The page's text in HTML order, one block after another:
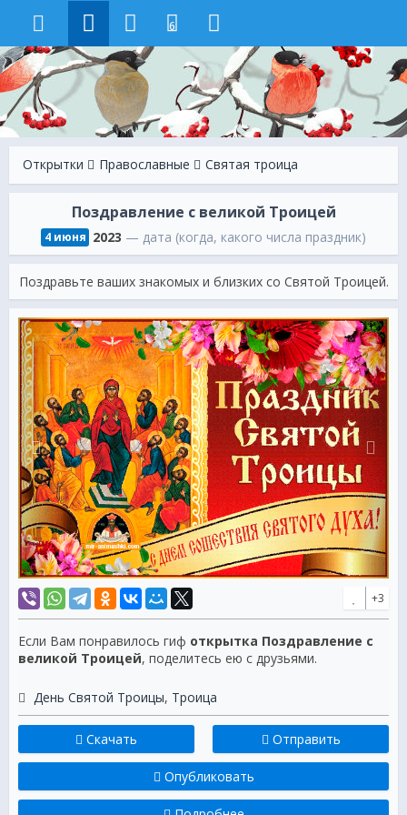
6
Открытки Православные Святая троица
Поздравление с великой Троицей
4 июня 2023 — дата (когда, какого числа праздник)
Поздравьте ваших знакомых и близких со Святой Троицей.
+3
Если Вам понравилось гиф открытка Поздравление с
великой Троицей, поделитесь ею с друзьями.
День Святой Троицы, Троица
Скачать Отправить
Опубликовать